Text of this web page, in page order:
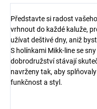
Představte si radost
vrhnout do každé kaluže,
užívat deštivé dny, aniž
S holínkami Mikk-line se
dobrodružství stávají
navrženy tak, aby
funkčnost a styl.